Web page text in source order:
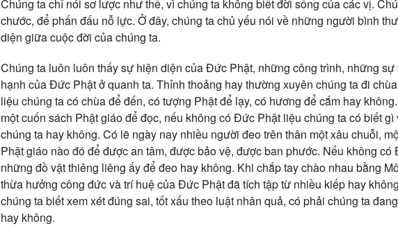
Chúng ta chỉ nói sơ lược như thế, vì chúng ta không biết đời sống của các vị.
chước, để phấn đấu nỗ lực. Ở đây, chúng ta chủ yếu nói về những người bình
diện giữa cuộc đời của chúng ta.
Chúng ta luôn luôn thấy sự hiện diện của Đức Phật, những công trình, những
hạnh của Đức Phật ở quanh ta. Thỉnh thoảng hay thường xuyên chúng ta đi
liệu chúng ta có chùa để đến, có tượng Phật để lạy, có hương để cắm hay
một cuốn sách Phật giáo để đọc, nếu không có Đức Phật liệu chúng ta có biết
chúng ta hay không. Có lẽ ngày nay nhiều người đeo trên thân một xâu chuỗi,
Phật giáo nào đó để được an tâm, được bảo vệ, được ban phước. Nếu không
những đồ vật thiêng liêng ấy để đeo hay không. Khi chắp tay chào nhau bằng
thừa hưởng công đức và trí huệ của Đức Phật đã tích tập từ nhiều kiếp hay
chúng ta biết xem xét đúng sai, tốt xấu theo luật nhân quả, có phải chúng ta
hay không.